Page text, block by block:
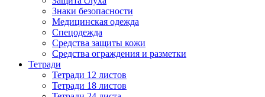
Знаки безопасности
Медицинская одежда
Спецодежда
Средства защиты кожи
Средства ограждения и разметки
Тетради
Тетради 12 листов
Тетради 18 листов